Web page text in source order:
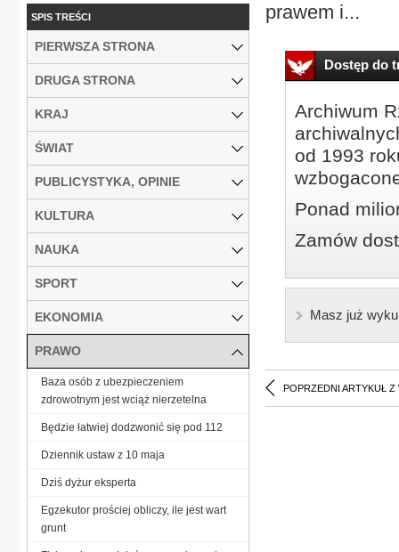
prawem i...
Dostęp do
Archiwum
od 1993
Ponad
Zamów
Masz już
POPRZEDNI ARTYKUŁ Z
SPIS TREŚCI
PIERWSZA STRONA
DRUGA STRONA
KRAJ
ŚWIAT
PUBLICYSTYKA, OPINIE
KULTURA
NAUKA
SPORT
EKONOMIA
PRAWO
Baza osób z ubezpieczeniem
zdrowotnym jest wciąż nierzetelna
Będzie łatwiej dodzwonić się pod 112
Dziennik ustaw z 10 maja
Dziś dyżur eksperta
Egzekutor prościej obliczy, ile jest wart
grunt